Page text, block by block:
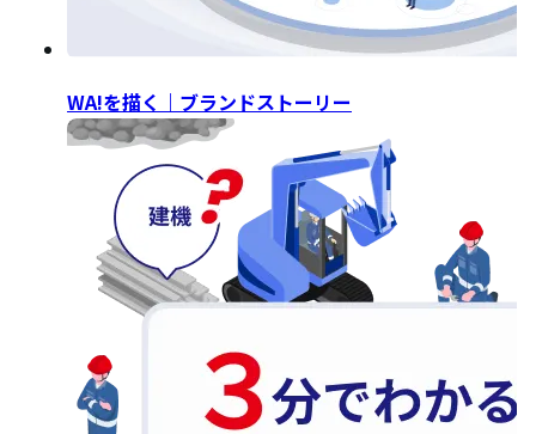
WA!を描く｜ブランドストーリー